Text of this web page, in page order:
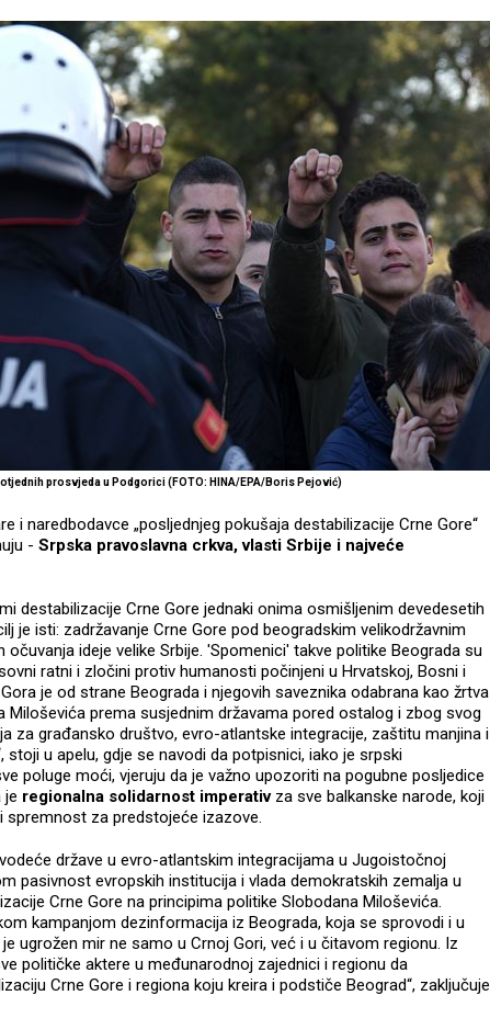
prosvjeda u Podgorici (FOTO: HINA/EPA/Boris Pejović)
i naredbodavce „posljednjeg pokušaja destabilizacije Crne Gore“
- Srpska pravoslavna crkva, vlasti Srbije i najveće
destabilizacije Crne Gore jednaki onima osmišljenim devedesetih
je isti: zadržavanje Crne Gore pod beogradskim velikodržavnim
ideje velike Srbije. 'Spomenici' takve politike Beograda su
ratni i zločini protiv humanosti počinjeni u Hrvatskoj, Bosni i
je od strane Beograda i njegovih saveznika odabrana kao žrtva
Miloševića prema susjednim državama pored ostalog i zbog svog
za građansko društvo, evro-atlantske integracije, zaštitu manjina i
stoji u apelu, gdje se navodi da potpisnici, iako je srpski
poluge moći, vjeruju da je važno upozoriti na pogubne posljedice
je regionalna solidarnost imperativza sve balkanske narode, koji
za predstojeće izazove.
države u evro-atlantskim integracijama u Jugoistočnoj
pasivnost evropskih institucija i vlada demokratskih zemalja u
Crne Gore na principima politike Slobodana Miloševića.
kampanjom dezinformacija iz Beograda, koja se sprovodi i u
ugrožen mir ne samo u Crnoj Gori, već i u čitavom regionu. Iz
političke aktere u međunarodnoj zajednici i regionu da
Crne Gore i regiona koju kreira i podstiče Beograd“, zaključuje